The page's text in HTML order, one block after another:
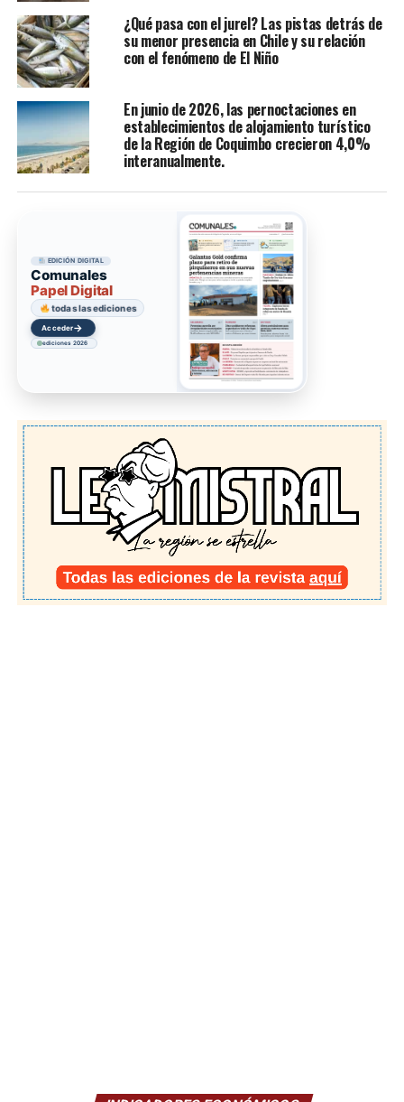
¿Qué pasa con el jurel? Las pistas detrás de
su menor presencia en Chile y su relación
con el fenómeno de El Niño
En junio de 2026, las pernoctaciones en
establecimientos de alojamiento turístico
de la Región de Coquimbo crecieron 4,0%
interanualmente.
EDICIÓN DIGITAL
Comunales
Papel Digital
todas las ediciones
Acceder→
ediciones 2026